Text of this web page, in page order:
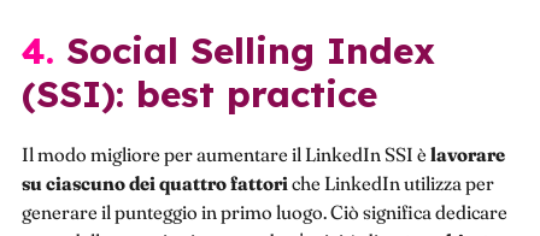
4. Social Selling Index
(SSI): best practice
Il modo migliore per aumentare il LinkedIn SSI è lavorare
su ciascuno dei quattro fattoriche LinkedIn utilizza per
generare il punteggio in primo luogo. Ciò significa dedicare